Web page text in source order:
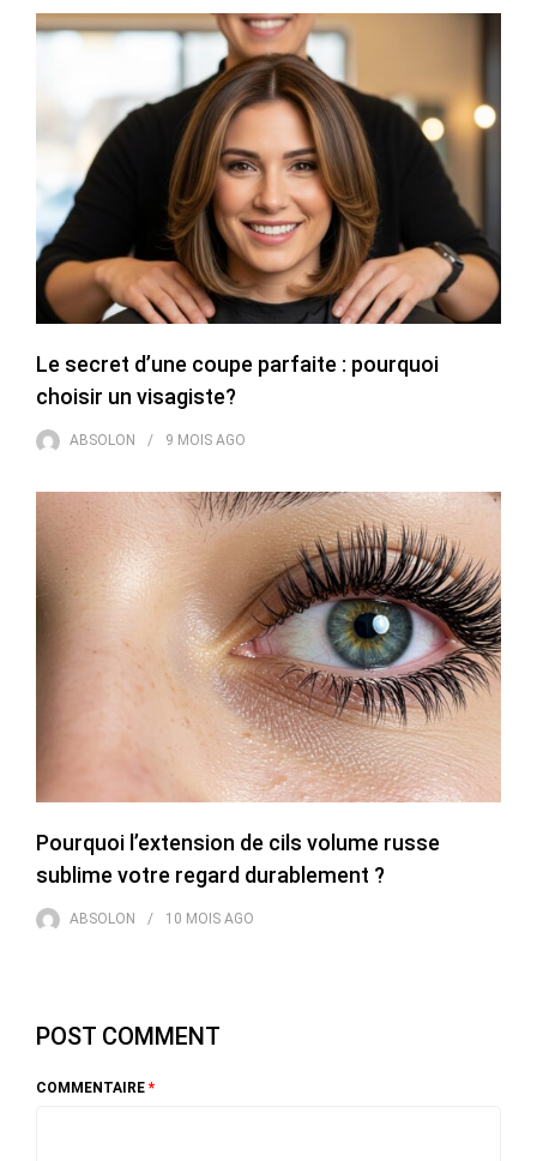
Le secret d’une coupe parfaite : pourquoi
choisir un visagiste?
ABSOLON 9 MOIS AGO
Pourquoi l’extension de cils volume russe
sublime votre regard durablement ?
ABSOLON 10 MOIS AGO
POST COMMENT
COMMENTAIRE *